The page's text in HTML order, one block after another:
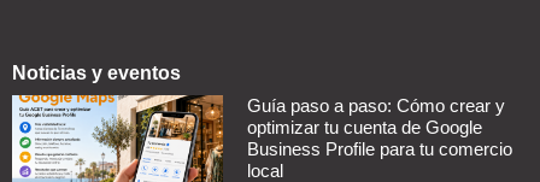
Noticias y eventos
Guía paso a paso: Cómo crear y
optimizar tu cuenta de Google
Business Profile para tu comercio
local